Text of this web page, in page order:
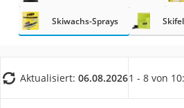
Skiwachs-Sprays
Aktualisiert: 06.08.20261 - 8 von 10: